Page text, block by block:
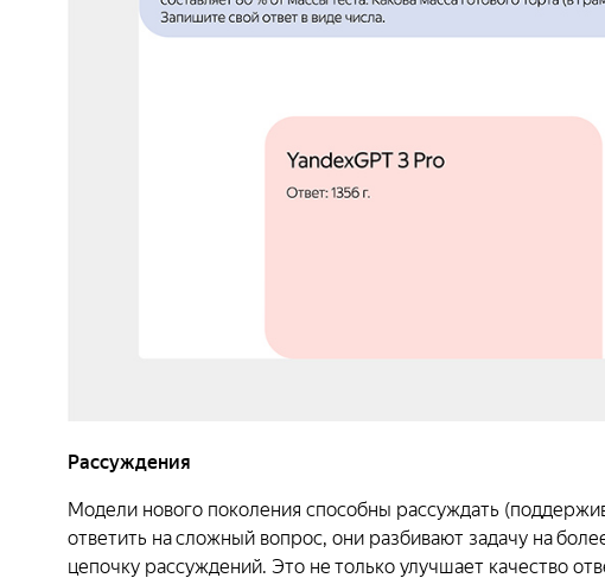
Рассуждения
Модели нового поколения способны рассуждать
ответить на сложный вопрос, они разбивают задачу на
цепочку рассуждений. Это не только улучшает качество